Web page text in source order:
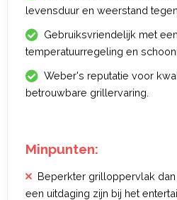
levensduur en weerstand
Gebruiksvriendelijk met
temperatuurregeling en
Weber's reputatie voor
betrouwbare grillervaring.
Minpunten:
Beperkter grilloppervlak
een uitdaging zijn bij het